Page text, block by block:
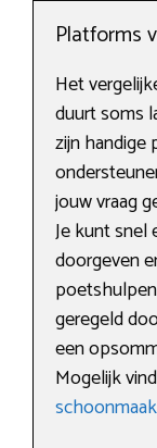
Platforms
Het
duurt soms
zijn handige
jouw vraag
Je kunt snel
doorgeven
geregeld
een
Mogelijk